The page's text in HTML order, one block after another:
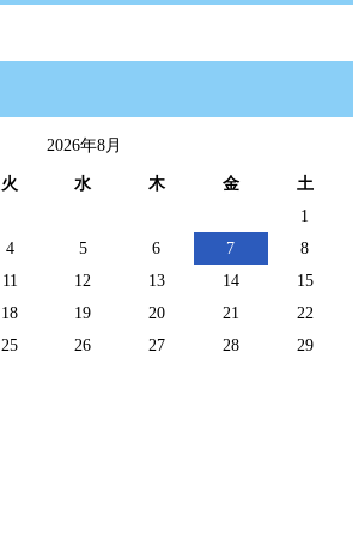
2026年8月
火 水 木 金 土
1
4 5 6 7
8
11 12 13 14
15
18 19 20 21
22
25 26 27 28
29